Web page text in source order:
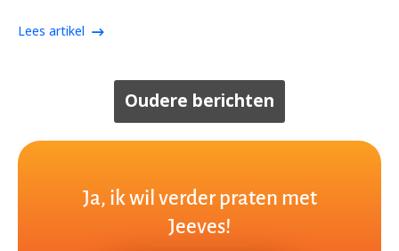
Lees artikel
Oudere berichten
Ja, ik wil verder praten met
Jeeves!